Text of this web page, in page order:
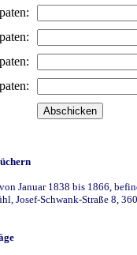
Januar 1838 bis 1866,
Josef-Schwank-Straße 8,